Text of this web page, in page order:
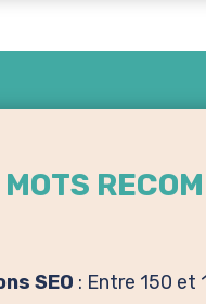
SEO : Entre 150 et